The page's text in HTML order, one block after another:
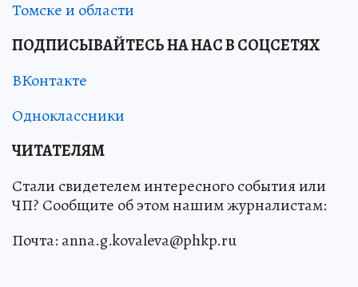
Томске и области
ПОДПИСЫВАЙТЕСЬ НА НАС В СОЦСЕТЯХ
ВКонтакте
Одноклассники
ЧИТАТЕЛЯМ
Стали свидетелем интересного события или
ЧП? Сообщите об этом нашим журналистам:
Почта: anna.g.kovaleva@phkp.ru